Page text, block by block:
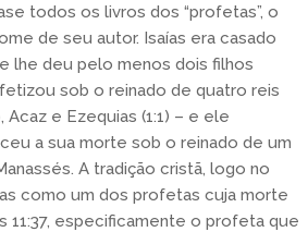
todos os livros dos “profetas”, o
de seu autor. Isaías era casado
lhe deu pelo menos dois filhos
sob o reinado de quatro reis
Acaz e Ezequias (1:1) – e ele
a sua morte sob o reinado de um
A tradição cristã, logo no
como um dos profetas cuja morte
11:37, especificamente o profeta que